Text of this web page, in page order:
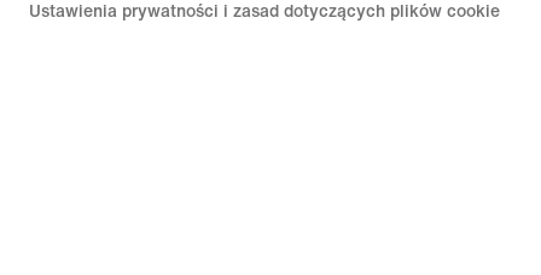
Ustawienia prywatności i zasad dotyczących plików cookie